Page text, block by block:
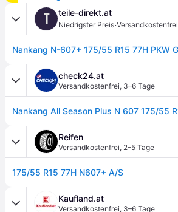
T teile-direkt.at
Niedrigster Preis·Versandkostenfrei
check24.at
Versandkostenfrei, 3–6 Tage
Reifen
Versandkostenfrei, 2–5 Tage
175/55 R15 77H N607+ A/S
Kaufland.at
Versandkostenfrei, 3–6 Tage